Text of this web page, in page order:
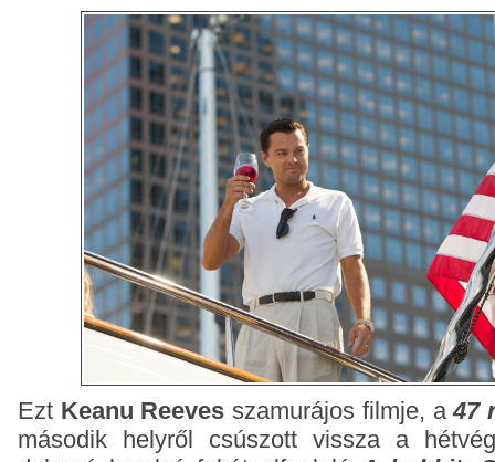
Ezt Keanu Reeves szamurájos filmje, a47
második helyről csúszott vissza a